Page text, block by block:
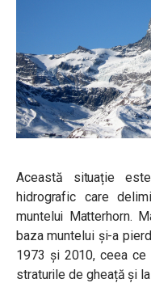
Această situație
hidrografic care
muntelui Matterhorn.
baza muntelui și-a
1973 și 2010, ceea
straturile de gheață și